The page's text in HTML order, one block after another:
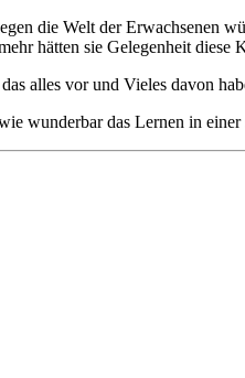
die Welt der Erwachsenen
hätten sie Gelegenheit diese
alles vor und Vieles davon
wunderbar das Lernen in